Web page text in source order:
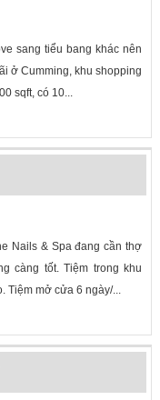
sang tiểu bang khác nên
ở Cumming, khu shopping
sqft, có 10...
Nails & Spa đang cần thợ
càng tốt. Tiệm trong khu
Tiệm mở cửa 6 ngày/...